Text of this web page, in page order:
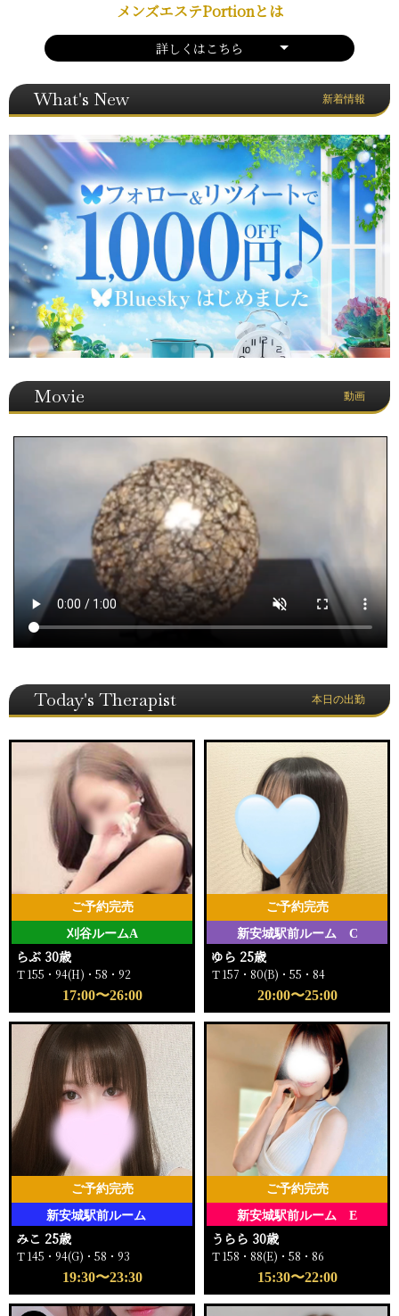
メンズエステPortionとは
詳しくはこちら
What's New 新着情報
Movie 動画
Today's Therapist 本日の出勤
刈谷ルームA
ご予約完売
らぶ 30歳
Ｔ155・94(H)・58・92
17:00〜26:00
新安城駅前ルーム C
ご予約完売
ゆら 25歳
Ｔ157・80(B)・55・84
20:00〜25:00
新安城駅前ルーム
ご予約完売
みこ 25歳
Ｔ145・94(G)・58・93
19:30〜23:30
新安城駅前ルーム E
ご予約完売
うらら 30歳
Ｔ158・88(E)・58・86
15:30〜22:00